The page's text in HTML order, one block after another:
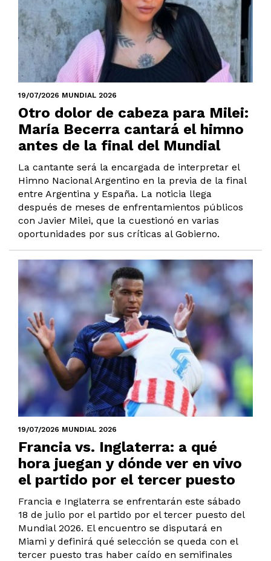
19/07/2026 MUNDIAL 2026
Otro dolor de cabeza para Milei:
María Becerra cantará el himno
antes de la final del Mundial
La cantante será la encargada de interpretar el
Himno Nacional Argentino en la previa de la final
entre Argentina y España. La noticia llega
después de meses de enfrentamientos públicos
con Javier Milei, que la cuestionó en varias
oportunidades por sus críticas al Gobierno.
19/07/2026 MUNDIAL 2026
Francia vs. Inglaterra: a qué
hora juegan y dónde ver en vivo
el partido por el tercer puesto
Francia e Inglaterra se enfrentarán este sábado
18 de julio por el partido por el tercer puesto del
Mundial 2026. El encuentro se disputará en
Miami y definirá qué selección se queda con el
tercer puesto tras haber caído en semifinales